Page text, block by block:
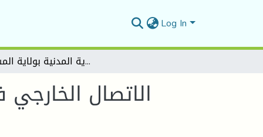
Log In
الاتصال الخارجي في المؤسسة الخدماتية ــ دراسة حالة لمديرية الحماية المدنية بولاية المسيلة ــ
الاتصال